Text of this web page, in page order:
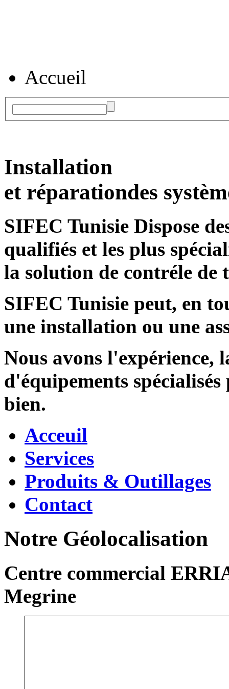
Accueil
Installation
et réparationdes
SIFEC Tunisie Dispose
qualifiés et les plus
la solution de contréle de
SIFEC Tunisie peut, en
une installation ou une
Nous avons l'expérience,
d'équipements
bien.
Acceuil
Services
Produits & Outillages
Contact
Notre Géolocalisation
Centre commercial
Megrine